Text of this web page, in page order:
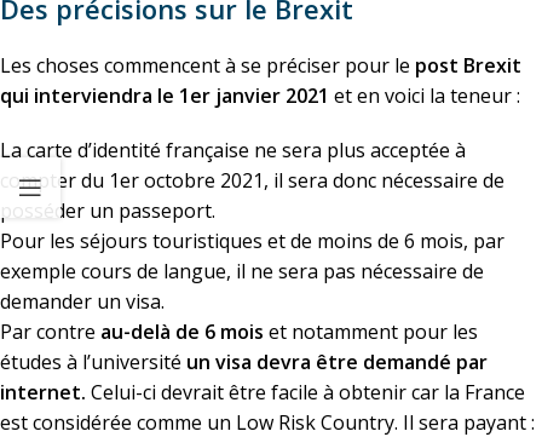
Des précisions sur le Brexit
Les choses commencent à se préciser pour le post Brexit
qui interviendra le 1er janvier 2021 et en voici la teneur :
La carte d’identité française ne sera plus acceptée à
compter du 1er octobre 2021, il sera donc nécessaire de
posséder un passeport.
Pour les séjours touristiques et de moins de 6 mois, par
exemple cours de langue, il ne sera pas nécessaire de
demander un visa.
Par contre au-delà de 6 mois et notamment pour les
études à l’université un visa devra être demandé par
internet. Celui-ci devrait être facile à obtenir car la France
est considérée comme un Low Risk Country. Il sera payant :